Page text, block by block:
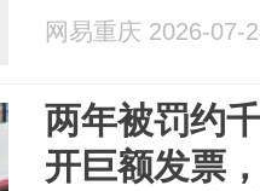
网易重庆 2026-07-
两年被罚约
开巨额发票